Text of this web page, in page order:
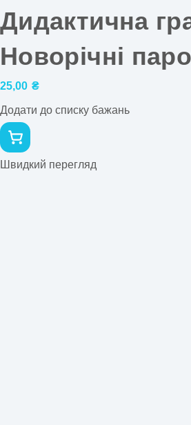
Дидактична
Новорічні
25,00 ₴
Додати до списку бажань
Швидкий перегляд